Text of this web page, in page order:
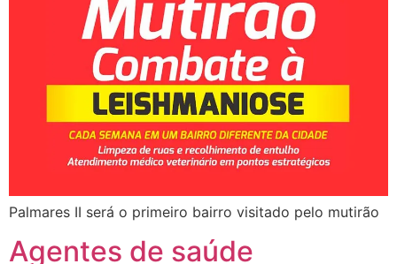
Palmares II será o primeiro bairro visitado pelo mutirão
Agentes de saúde